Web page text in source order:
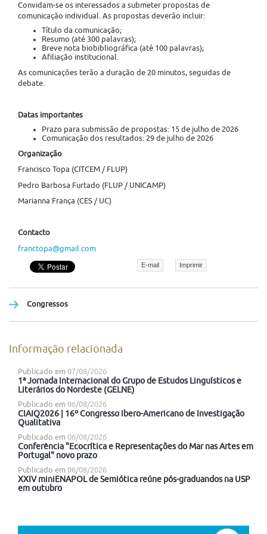
Convidam-se os interessados a submeter propostas de
comunicação individual. As propostas deverão incluir:
Título da comunicação;
Resumo (até 300 palavras);
Breve nota biobibliográfica (até 100 palavras);
Afiliação institucional.
As comunicações terão a duração de 20 minutos, seguidas de
debate.
Datas importantes
Prazo para submissão de propostas: 15 de julho de 2026
Comunicação dos resultados: 29 de julho de 2026
Organização
Francisco Topa (CITCEM / FLUP)
Pedro Barbosa Furtado (FLUP / UNICAMP)
Marianna França (CES / UC)
Contacto
franctopa@gmail.com
E-mail Imprimir
Congressos
Informação relacionada
Publicado em 07/08/2026
1ª Jornada Internacional do Grupo de Estudos Linguísticos e
Literários do Nordeste (GELNE)
Publicado em 06/08/2026
CIAIQ2026 | 16º Congresso Ibero-Americano de Investigação
Qualitativa
Publicado em 06/08/2026
Conferência "Ecocrítica e Representações do Mar nas Artes em
Portugal" novo prazo
Publicado em 06/08/2026
XXIV miniENAPOL de Semiótica reúne pós-graduandos na USP
em outubro